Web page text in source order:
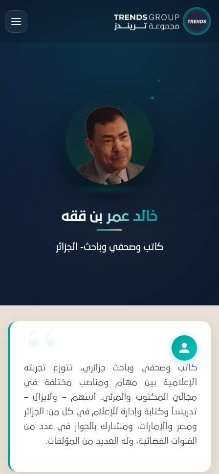
خالد عمر بن ققه
كاتب وصحفي وباحث- الجزائر
كاتب وصحفي وباحث جزائري، تتوزع تجربته
الإعلامية بين مهام ومناصب مختلفة في
مجالَيْ المكتوب والمرئي. أسهم – ولايزال –
تدريساً وكتابة وإدارة للإعلام في كل من: الجزائر
ومصر والإمارات، ومشارك بالحوار في عدد من
القنوات الفضائية، وله العديد من المؤلفات.